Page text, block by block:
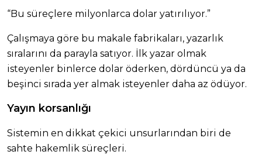
“Bu süreçlere milyonlarca dolar yatırılıyor.”
Çalışmaya göre bu makale fabrikaları, yazarlık
sıralarını da parayla satıyor. İlk yazar olmak
isteyenler binlerce dolar öderken, dördüncü ya da
beşinci sırada yer almak isteyenler daha az ödüyor.
Yayın korsanlığı
Sistemin en dikkat çekici unsurlarından biri de
sahte hakemlik süreçleri.